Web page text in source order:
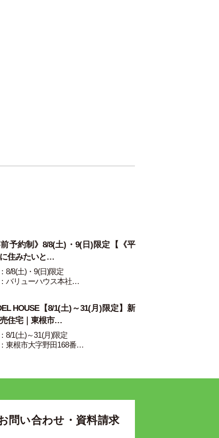
予約制》8/8(土)・9(日)限定【《平
住みたいと…
8/8(土)・9(日)限定
バリューハウス本社…
HOUSE【8/1(土)～31(月)限定】新
住宅｜東根市…
8/1(土)～31(月)限定
東根市大字野田168番…
問い合わせ・資料請求